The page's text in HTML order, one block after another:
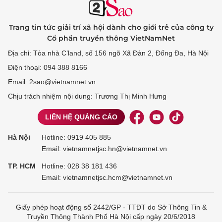
Trang tin tức giải trí xã hội dành cho giới trẻ của công ty
Cổ phần truyền thông VietNamNet
Địa chỉ: Tòa nhà C’land, số 156 ngõ Xã Đàn 2, Đống Đa, Hà Nội
Điện thoại: 094 388 8166
Email: 2sao@vietnamnet.vn
Chịu trách nhiệm nội dung: Trương Thị Minh Hưng
LIÊN HỆ QUẢNG CÁO
Hà Nội Hotline: 0919 405 885
Email: vietnamnetjsc.hn@vietnamnet.vn
TP. HCM Hotline: 028 38 181 436
Email: vietnamnetjsc.hcm@vietnamnet.vn
Giấy phép hoạt động số 2442/GP - TTĐT do Sở Thông Tin &
Truyền Thông Thành Phố Hà Nội cấp ngày 20/6/2018